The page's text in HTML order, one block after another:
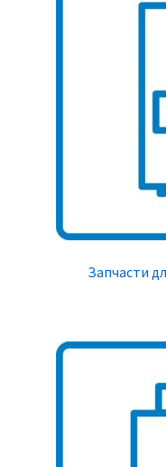
Запчасти